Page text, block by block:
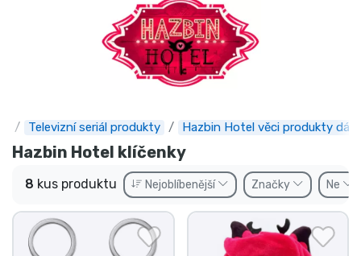
Televizní seriál produkty Hazbin Hotel věci produkty
Hazbin Hotel klíčenky
8 kus produktu Nejoblíbenější Značky Ne
Nejnovější věci
Speciální nabídky
Předobjednat
Outlet produkty
Doprava a platba